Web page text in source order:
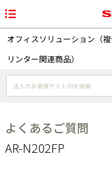
オフィスソリューション（
リンター関連商品）
よくあるご質問
AR-N202FP